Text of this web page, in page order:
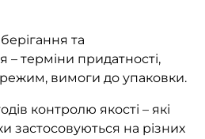
та
– терміни придатності,
вимоги до упаковки.
контролю якості – які
застосовуються на різних